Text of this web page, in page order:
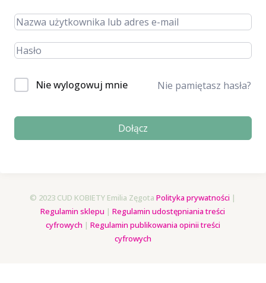
Nie wylogowuj mnie Nie pamiętasz hasła?
Dołącz
© 2023 CUD KOBIETY Emilia ZęgotaPolityka prywatności |
Regulamin sklepu |Regulamin udostępniania treści
cyfrowych | Regulamin publikowania opinii treści
cyfrowych